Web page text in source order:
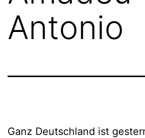
Antonio
Ganz Deutschland ist